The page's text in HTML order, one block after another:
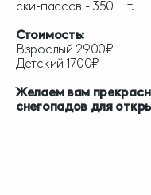
ски-пассов - 350 шт.
Стоимость:
Взрослый 2900₽
Детский 1700₽
Желаем вам
снегопадов для